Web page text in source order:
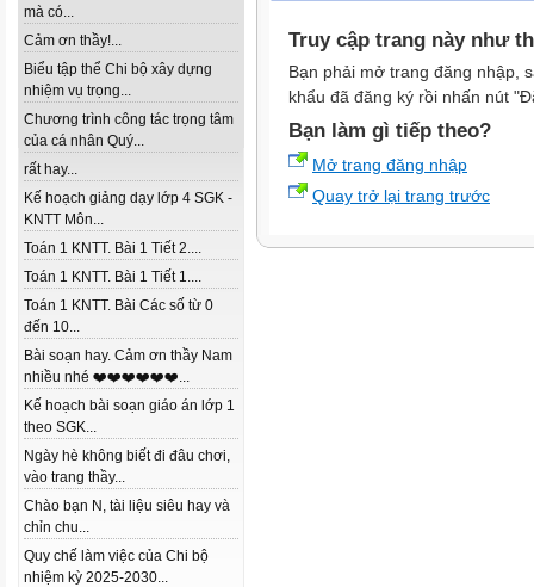
mà có...
Cảm ơn thầy!...
Biểu tập thể Chi bộ xây dựng
nhiệm vụ trọng...
Chương trình công tác trọng tâm
của cá nhân Quý...
rất hay...
Kế hoạch giảng dạy lớp 4 SGK -
KNTT Môn...
Toán 1 KNTT. Bài 1 Tiết 2....
Toán 1 KNTT. Bài 1 Tiết 1....
Toán 1 KNTT. Bài Các số từ 0
đến 10...
Bài soạn hay. Cảm ơn thầy Nam
nhiều nhé ❤️❤️❤️❤️❤️❤️...
Kế hoạch bài soạn giáo án lớp 1
theo SGK...
Ngày hè không biết đi đâu chơi,
vào trang thầy...
Chào bạn N, tài liệu siêu hay và
chỉn chu...
Quy chế làm việc của Chi bộ
nhiệm kỳ 2025-2030...
Truy cập trang này như
Bạn phải mở trang đăng nhập,
khẩu đã đăng ký rồi nhấn nút
Bạn làm gì tiếp theo?
Mở trang đăng nhập
Quay trở lại trang trước